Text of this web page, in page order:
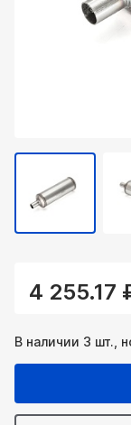
4 255.17
В наличии 3 шт.,